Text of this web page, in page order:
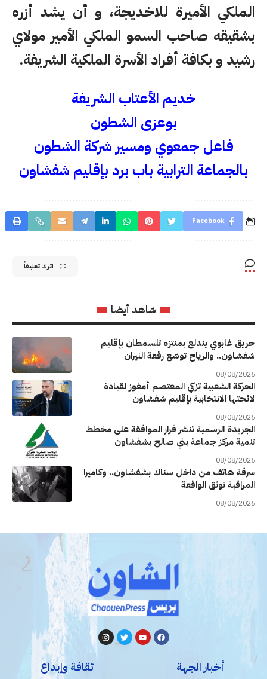
الملكي الأميرة للاخديجة، و أن يشد أزره
بشقيقه صاحب السمو الملكي الأمير مولاي
رشيد و بكافة أفراد الأسرة الملكية الشريفة.
خديم الأعتاب الشريفة
بوعزى الشطون
فاعل جمعوي ومسير شركة الشطون
بالجماعة الترابية باب برد بإقليم شفشاون
Facebook
اترك تعليقاً
شاهد أيضا
حريق غابوي يندلع بمنتزه تلسمطان بإقليم
شفشاون.. والرياح توسّع رقعة النيران
08/08/2026
الحركة الشعبية تزكي المعتصم أمغوز لقيادة
لائحتها الانتخابية بإقليم شفشاون
08/08/2026
الجريدة الرسمية تنشر قرار الموافقة على مخطط
تنمية مركز جماعة بني صالح بشفشاون
08/08/2026
سرقة هاتف من داخل سناك بشفشاون.. وكاميرا
المراقبة توثق الواقعة
08/08/2026
أخبار الجهة ثقافة وإبداع